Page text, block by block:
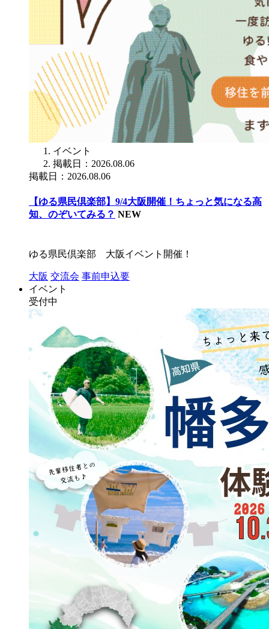
イベント
掲載日：2026.08.06
掲載日：2026.08.06
【ゆる県民倶楽部】9/4大阪開催！ちょっと気になる高
知、のぞいてみる？ NEW
ゆる県民倶楽部 大阪イベント開催！
大阪 交流会 事前申込要
イベント
受付中